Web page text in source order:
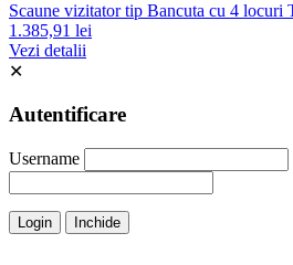
Scaune vizitator tip Bancuta cu 4 locuri
1.385,91 lei
Vezi detalii
✕
Autentificare
Username
Login Inchide